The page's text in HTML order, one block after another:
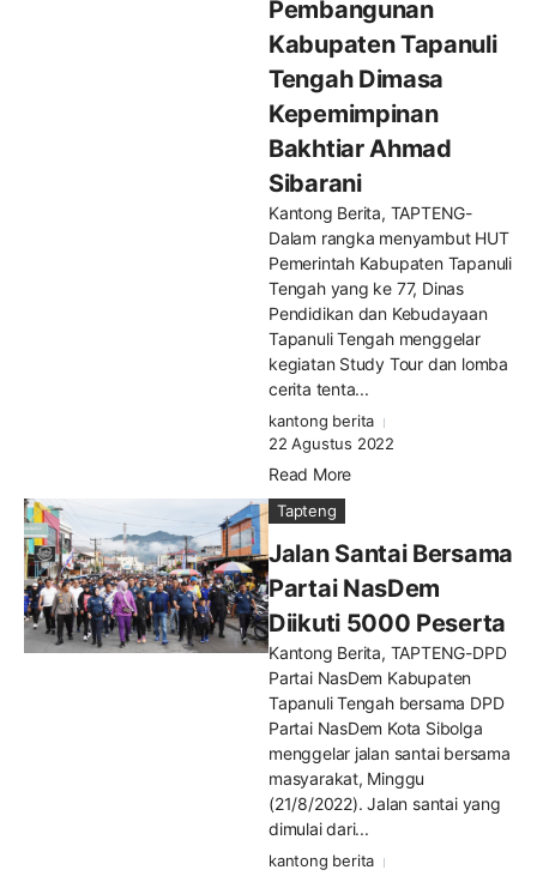
Pembangunan
Kabupaten Tapanuli
Tengah Dimasa
Kepemimpinan
Bakhtiar Ahmad
Sibarani
Kantong Berita, TAPTENG-
Dalam rangka menyambut HUT
Pemerintah Kabupaten Tapanuli
Tengah yang ke 77, Dinas
Pendidikan dan Kebudayaan
Tapanuli Tengah menggelar
kegiatan Study Tour dan lomba
cerita tenta...
kantong berita
22 Agustus 2022
Read More
Tapteng
Jalan Santai Bersama
Partai NasDem
Diikuti 5000 Peserta
Kantong Berita, TAPTENG-DPD
Partai NasDem Kabupaten
Tapanuli Tengah bersama DPD
Partai NasDem Kota Sibolga
menggelar jalan santai bersama
masyarakat, Minggu
(21/8/2022). Jalan santai yang
dimulai dari...
kantong berita